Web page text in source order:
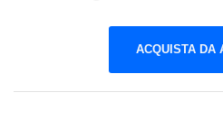
ACQUISTA DA